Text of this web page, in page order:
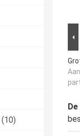
(10)